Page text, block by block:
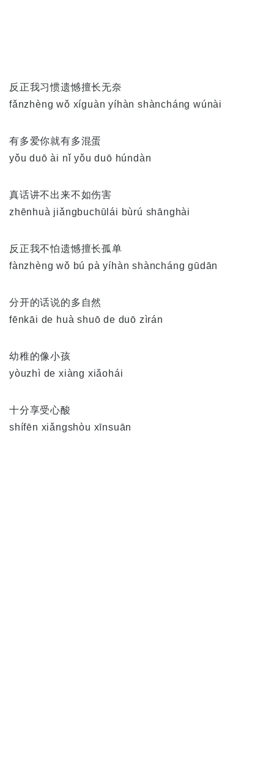
反正我习惯遗憾擅长无奈
fǎnzhèng wǒ xíguàn yíhàn shàncháng wúnài
有多爱你就有多混蛋
yǒu duō ài nǐ yǒu duō húndàn
真话讲不出来不如伤害
zhēnhuà jiǎngbuchūlái bùrú shānghài
反正我不怕遗憾擅长孤单
fànzhèng wǒ bú pà yíhàn shàncháng gūdān
分开的话说的多自然
fēnkāi de huà shuō de duō zìrán
幼稚的像小孩
yòuzhì de xiàng xiǎohái
十分享受心酸
shífēn xiǎngshòu xīnsuān